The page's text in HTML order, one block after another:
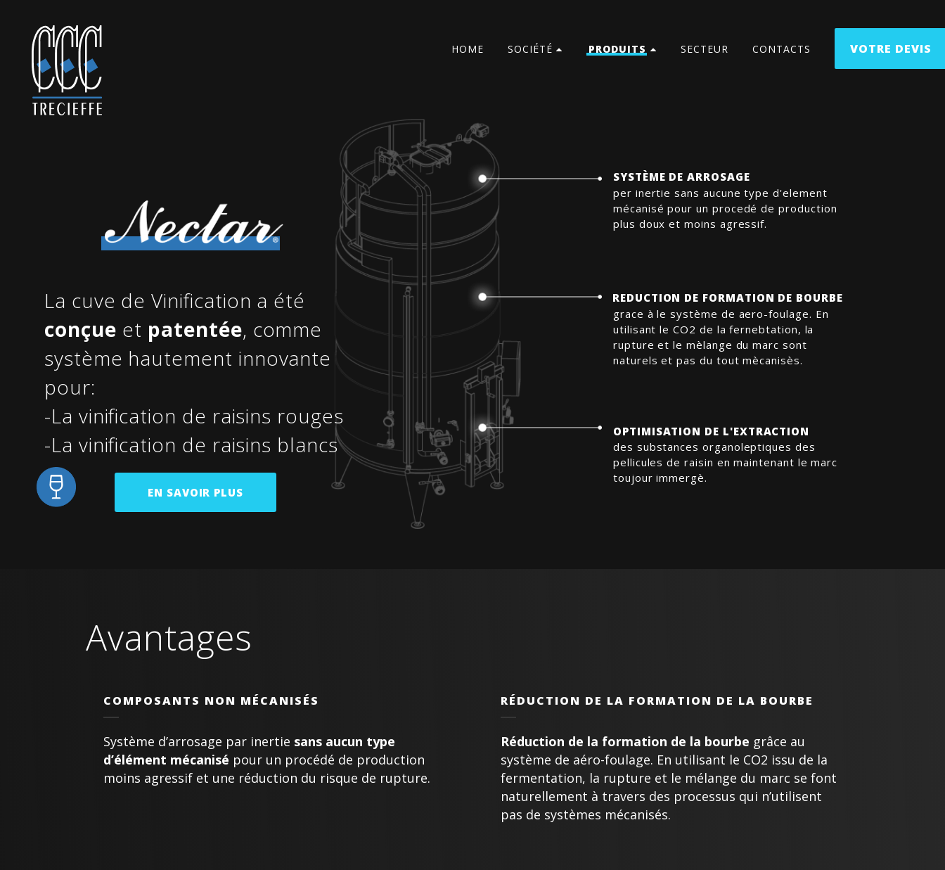
HOME SOCIÉTÉ PRODUITS SECTEUR CONTACTS VOTRE DEVIS
La cuve de Vinification a été
conçue et patentée, comme
système hautement innovante
pour:
-La vinification de raisins rouges
-La vinification de raisins blancs
SYSTÈME DE ARROSAGE
per inertie sans aucune type d'element
mécanisé pour un procedé de production
plus doux et moins agressif.
REDUCTION DE FORMATION DE BOURBE
grace à le système de aero-foulage. En
utilisant le CO2 de la fernebtation, la
rupture et le mèlange du marc sont
naturels et pas du tout mècanisès.
OPTIMISATION DE L'EXTRACTION
des substances organoleptiques des
pellicules de raisin en maintenant le marc
toujour immergè.
EN SAVOIR PLUS
Avantages
COMPOSANTS NON MÉCANISÉS
Système d’arrosage par inertie sans aucun type
d’élément mécanisé pour un procédé de production
moins agressif et une réduction du risque de rupture.
RÉDUCTION DE LA FORMATION DE LA BOURBE
Réduction de la formation de la bourbe grâce au
système de aéro-foulage. En utilisant le CO2 issu de la
fermentation, la rupture et le mélange du marc se font
naturellement à travers des processus qui n’utilisent
pas de systèmes mécanisés.